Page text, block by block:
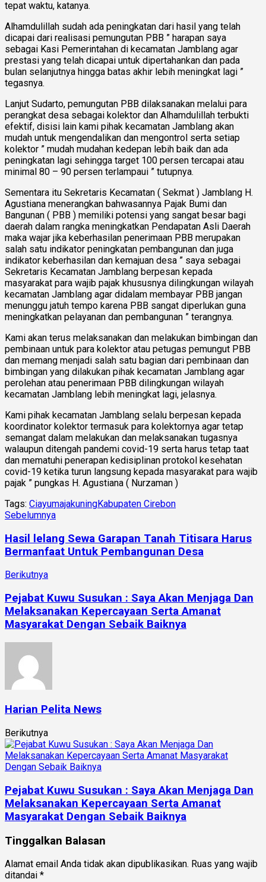
tepat waktu, katanya.
Alhamdulillah sudah ada peningkatan dari hasil yang telah
dicapai dari realisasi pemungutan PBB ” harapan saya
sebagai Kasi Pemerintahan di kecamatan Jamblang agar
prestasi yang telah dicapai untuk dipertahankan dan pada
bulan selanjutnya hingga batas akhir lebih meningkat lagi ”
tegasnya.
Lanjut Sudarto, pemungutan PBB dilaksanakan melalui para
perangkat desa sebagai kolektor dan Alhamdulillah terbukti
efektif, disisi lain kami pihak kecamatan Jamblang akan
mudah untuk mengendalikan dan mengontrol serta setiap
kolektor ” mudah mudahan kedepan lebih baik dan ada
peningkatan lagi sehingga target 100 persen tercapai atau
minimal 80 – 90 persen terlampaui ” tutupnya.
Sementara itu Sekretaris Kecamatan ( Sekmat ) Jamblang H.
Agustiana menerangkan bahwasannya Pajak Bumi dan
Bangunan ( PBB ) memiliki potensi yang sangat besar bagi
daerah dalam rangka meningkatkan Pendapatan Asli Daerah
maka wajar jika keberhasilan penerimaan PBB merupakan
salah satu indikator peningkatan pembangunan dan juga
indikator keberhasilan dan kemajuan desa ” saya sebagai
Sekretaris Kecamatan Jamblang berpesan kepada
masyarakat para wajib pajak khususnya dilingkungan wilayah
kecamatan Jamblang agar didalam membayar PBB jangan
menunggu jatuh tempo karena PBB sangat diperlukan guna
meningkatkan pelayanan dan pembangunan ” terangnya.
Kami akan terus melaksanakan dan melakukan bimbingan dan
pembinaan untuk para kolektor atau petugas pemungut PBB
dan memang menjadi salah satu bagian dari pembinaan dan
bimbingan yang dilakukan pihak kecamatan Jamblang agar
perolehan atau penerimaan PBB dilingkungan wilayah
kecamatan Jamblang lebih meningkat lagi, jelasnya.
Kami pihak kecamatan Jamblang selalu berpesan kepada
koordinator kolektor termasuk para kolektornya agar tetap
semangat dalam melakukan dan melaksanakan tugasnya
walaupun ditengah pandemi covid-19 serta harus tetap taat
dan mematuhi penerapan kedisiplinan protokol kesehatan
covid-19 ketika turun langsung kepada masyarakat para wajib
pajak ” pungkas H. Agustiana ( Nurzaman )
Tags: CiayumajakuningKabupaten Cirebon
Sebelumnya
Hasil lelang Sewa Garapan Tanah Titisara Harus
Bermanfaat Untuk Pembangunan Desa
Berikutnya
Pejabat Kuwu Susukan : Saya Akan Menjaga Dan
Melaksanakan Kepercayaan Serta Amanat
Masyarakat Dengan Sebaik Baiknya
Harian Pelita News
Berikutnya
Pejabat Kuwu Susukan : Saya Akan Menjaga Dan
Melaksanakan Kepercayaan Serta Amanat
Masyarakat Dengan Sebaik Baiknya
Tinggalkan Balasan
Alamat email Anda tidak akan dipublikasikan. Ruas yang wajib
ditandai *